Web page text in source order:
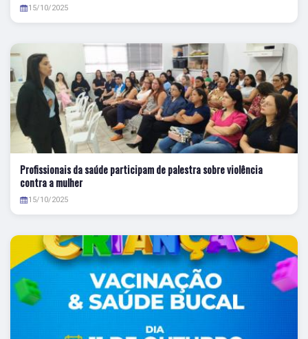
15/10/2025
Profissionais da saúde participam de palestra sobre violência
contra a mulher
15/10/2025